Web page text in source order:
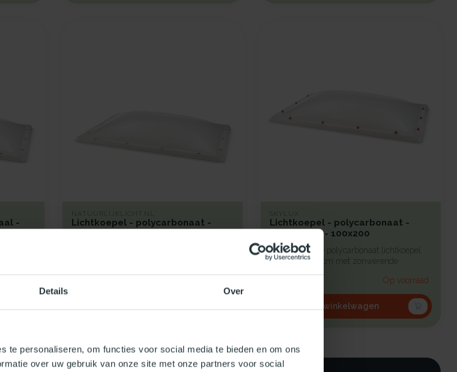
Details Over
te personaliseren, om functies voor social media te bieden en om ons
over uw gebruik van onze site met onze partners voor social
-
NATUURLIJKLICHT.NL
Lichtkoepel - polycarbonaat -
b...
SKYLUX
Lichtkoepel - polycarbonaat -
zonwerend - 100x200
Een duurzame polycarbonaat lichtkoepel
van 100x200 cm met zonwerende
kunststof b...
Op voorraad
In winkelwagen